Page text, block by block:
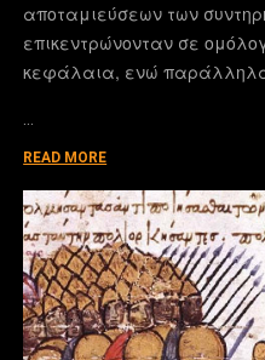
αποταμιεύσεων των
επικεντρώνονταν σε
κεφάλαια, ενώ
…
READ MORE